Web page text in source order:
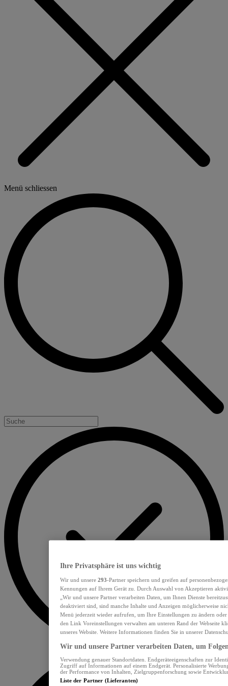
Menü schliessen
Ihre Privatsphäre ist uns wichtig
Wir und unsere 293-Partner speichern und greifen auf
Kennungen auf Ihrem Gerät zu. Durch Auswahl von Akzeptieren
„Wir und unsere Partner verarbeiten Daten, um Ihnen Dienste
deaktiviert sind, sind manche Inhalte und Anzeigen möglicherweise
Menü jederzeit wieder aufrufen, um Ihre Einstellungen zu ändern
den Link Voreinstellungen verwalten am unteren Rand der Webseite
unseres Website. Weitere Informationen finden Sie in unserer
Wir und unsere Partner verarbeiten Daten, um
Verwendung genauer Standortdaten. Endgeräteeigenschaften zur
Zugriff auf Informationen auf einem Endgerät. Personalisierte
der Performance von Inhalten, Zielgruppenforschung sowie
Liste der Partner (Lieferanten)